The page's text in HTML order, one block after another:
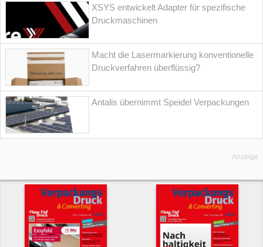
XSYS entwickelt Adapter für spezifische
Druckmaschinen
Macht die Lasermarkierung konventionelle
Druckverfahren überflüssig?
Antalis übernimmt Speidel Verpackungen
Anzeige